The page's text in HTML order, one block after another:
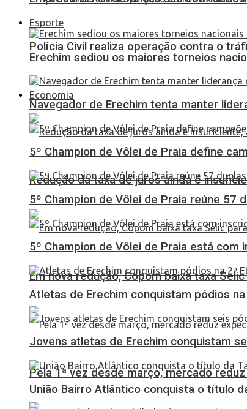
Polícia Civil realiza operação contra o
Economia
Redução da taxa de juros ainda é
Em nova redução, Copom baixa taxa
Pela 1ª vez desde março, mercado
Esporte
Erechim sediou os maiores torneios
Navegador de Erechim tenta manter
5º Champion de Vôlei de Praia define
5º Champion de Vôlei de Praia reúne 57
5º Champion de Vôlei de Praia está
Atletas de Erechim conquistam pódios
Jovens atletas de Erechim conquistam
União Bairro Atlântico conquista o título